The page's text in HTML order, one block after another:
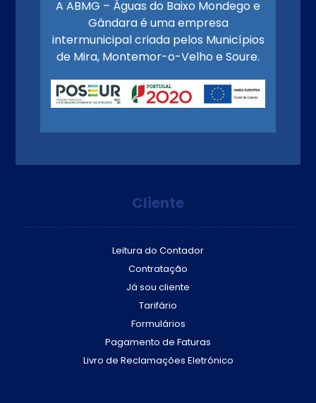
A ABMG – Águas do Baixo Mondego e
Gândara é uma empresa
intermunicipal criada pelos Municípios
de Mira, Montemor-o-Velho e Soure.
Cliente
Leitura do Contador
Contratação
Já sou cliente
Tarifário
Formulários
Pagamento de Faturas
Livro de Reclamações Eletrónico